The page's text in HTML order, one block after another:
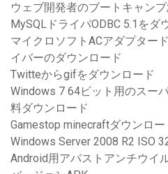
ウェブ開発者のブートキャン
MySQLドライバODBC 5.1をダ
マイクロソフトACアダプター
イバーのダウンロード
Twitteからgifをダウンロード
Windows 7 64ビット用のスー
料ダウンロード
Gamestop minecraftダウンロー
Windows Server 2008 R2 ISO
Android用アバストアンチウイ